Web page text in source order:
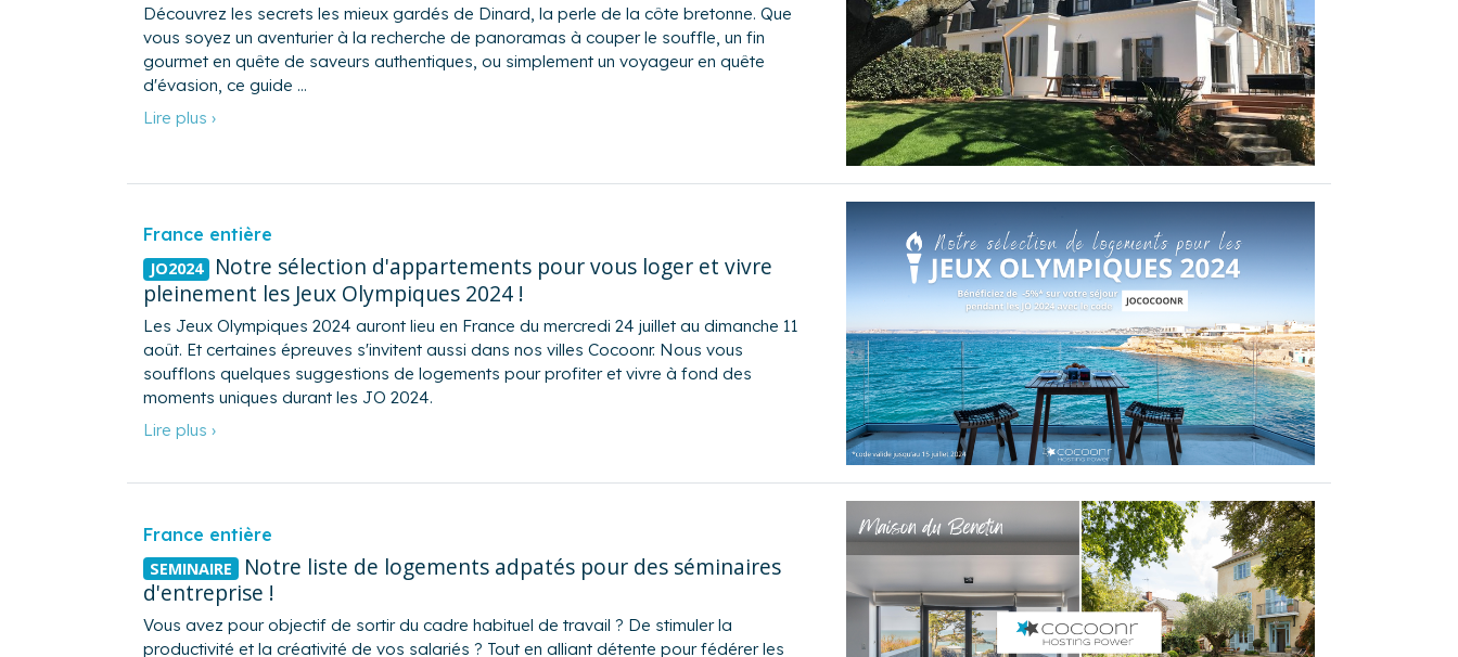
Découvrez les secrets les mieux gardés de Dinard, la perle de la côte bretonne. Que
vous soyez un aventurier à la recherche de panoramas à couper le souffle, un fin
gourmet en quête de saveurs authentiques, ou simplement un voyageur en quête
d'évasion, ce guide …
Lire plus ›
France entière
JO2024 Notre sélection d'appartements pour vous loger et vivre
pleinement les Jeux Olympiques 2024 !
Les Jeux Olympiques 2024 auront lieu en France du mercredi 24 juillet au dimanche 11
août. Et certaines épreuves s'invitent aussi dans nos villes Cocoonr. Nous vous
soufflons quelques suggestions de logements pour profiter et vivre à fond des
moments uniques durant les JO 2024.
Lire plus ›
France entière
SEMINAIRE Notre liste de logements adpatés pour des séminaires
d'entreprise !
Vous avez pour objectif de sortir du cadre habituel de travail ? De stimuler la
productivité et la créativité de vos salariés ? Tout en alliant détente pour fédérer les